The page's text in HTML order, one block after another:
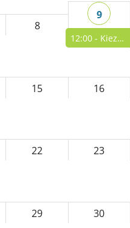
8
9
12:00 - Kiezversammlung 44 Nordneukölln
15 16
22 23
29 30